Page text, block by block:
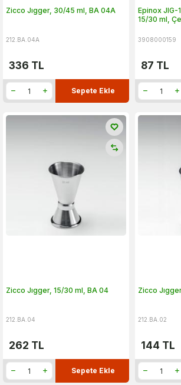
Zicco Jıgger, 30/45 ml, BA 04A
212.BA.04A
336 TL
Sepete Ekle
Epinox JIG-
15/30 ml,
3908000159
87 TL
Zicco Jıgger, 15/30 ml, BA 04
212.BA.04
262 TL
Sepete Ekle
Zicco
212.BA.02
144 TL